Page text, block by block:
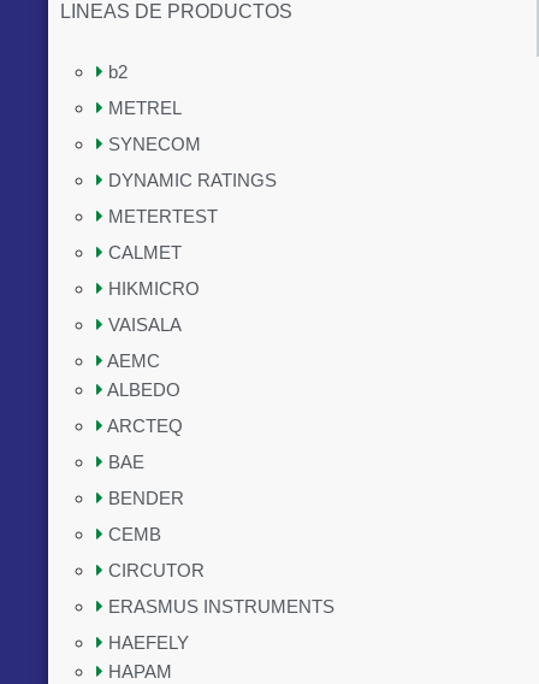
LINEAS DE PRODUCTOS
b2
METREL
SYNECOM
DYNAMIC RATINGS
METERTEST
CALMET
HIKMICRO
VAISALA
AEMC
ALBEDO
ARCTEQ
BAE
BENDER
CEMB
CIRCUTOR
ERASMUS INSTRUMENTS
HAEFELY
HAPAM